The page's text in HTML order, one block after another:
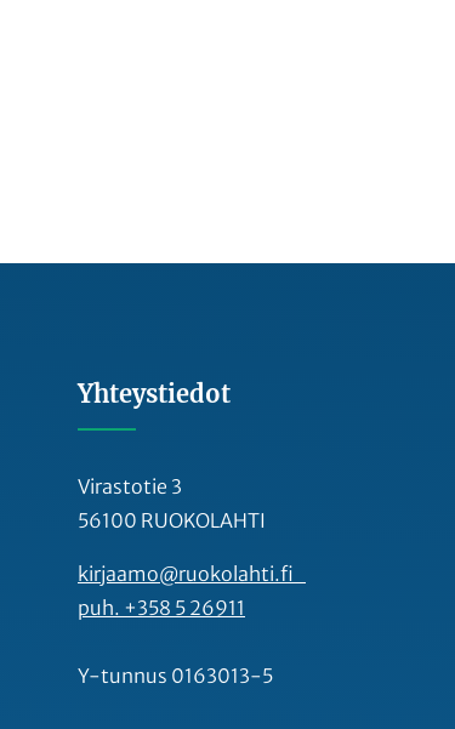
Yhteystiedot
Virastotie 3
56100 RUOKOLAHTI
kirjaamo@ruokolahti.fi
puh. +358 5 26911
Y-tunnus 0163013-5